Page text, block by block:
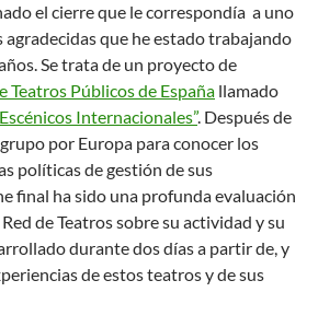
el cierre que le correspondía a uno
agradecidas que he estado trabajando
Se trata de un proyecto de
Teatros Públicos de España llamado
Internacionales”. Después de
por Europa para conocer los
políticas de gestión de sus
final ha sido una profunda evaluación
de Teatros sobre su actividad y su
durante dos días a partir de, y
de estos teatros y de sus